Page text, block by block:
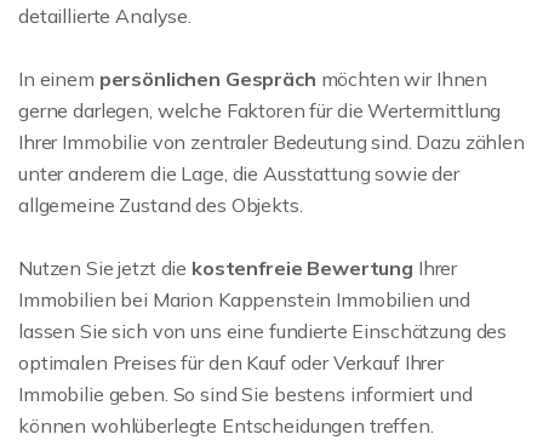
detaillierte Analyse.
In einem persönlichen Gespräch möchten wir Ihnen
gerne darlegen, welche Faktoren für die Wertermittlung
Ihrer Immobilie von zentraler Bedeutung sind. Dazu zählen
unter anderem die Lage, die Ausstattung sowie der
allgemeine Zustand des Objekts.
Nutzen Sie jetzt die kostenfreie Bewertung Ihrer
Immobilien bei Marion Kappenstein Immobilien und
lassen Sie sich von uns eine fundierte Einschätzung des
optimalen Preises für den Kauf oder Verkauf Ihrer
Immobilie geben. So sind Sie bestens informiert und
können wohlüberlegte Entscheidungen treffen.